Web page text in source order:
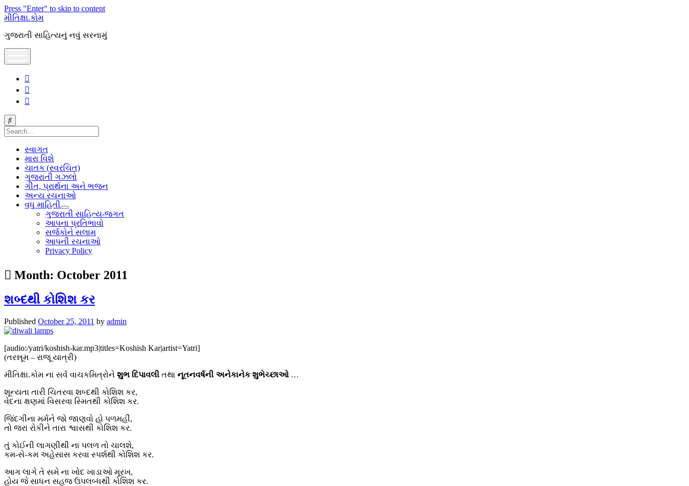
Press "Enter" to skip to content
મીતિક્ષા.કોમ
ગુજરાતી સાહિત્યનું નવું સરનામું
Search
સ્વાગત
મારા વિશે
ચાતક (સ્વરચિત)
ગુજરાતી ગઝલો
ગીત, પ્રાર્થના અને ભજન
અન્ય રચનાઓ
વધુ માહિતી
open
dropdown
menu
ગુજરાતી સાહિત્ય-જગત
આપના પ્રતિભાવો
સર્જકોને સલામ
આપની રચનાઓ
Privacy Policy
Month: October 2011
શબ્દથી કોશિશ કર
Published October 25, 2011 by admin
[audio:/yatri/koshish-kar.mp3|titles=Koshish Kar|artist=Yatri]
(તરન્નૂમ – રાજૂ યાત્રી)
મીતિક્ષા.કોમ ના સર્વ વાચકમિત્રોને શુભ દિપાવલી તથા નૂતનવર્ષની અનેકાનેક શુભેચ્છાઓ…
શૂન્યતા તારી ચિતરવા શબ્દથી કોશિશ કર,
વેદના ક્ષણમાં વિસરવા સ્મિતથી કોશિશ કર.
જિંદગીના મર્મને જો જાણવો હો પળમહીં,
તો જરા રોકીને તારા શ્વાસથી કોશિશ કર.
તું કોઈની લાગણીથી ના પલળ તો ચાલશે,
કમ-સે-કમ અહેસાસ કરવા સ્પર્શથી કોશિશ કર.
આગ લાગે તે સમે ના ખોદ ખાડાઓ મૂરખ,
હોય જે સાધન સહજ ઉપલબ્ધથી કોશિશ કર.